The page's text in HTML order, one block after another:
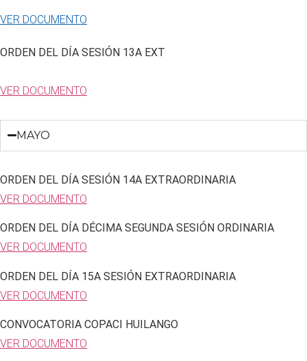
VER DOCUMENTO
ORDEN DEL DÍA SESIÓN 13A EXT
VER DOCUMENTO
MAYO
ORDEN DEL DÍA SESIÓN 14A EXTRAORDINARIA
VER DOCUMENTO
ORDEN DEL DÍA DÉCIMA SEGUNDA SESIÓN ORDINARIA
VER DOCUMENTO
ORDEN DEL DÍA 15A SESIÓN EXTRAORDINARIA
VER DOCUMENTO
CONVOCATORIA COPACI HUILANGO
VER DOCUMENTO